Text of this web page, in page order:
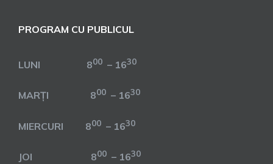
PROGRAM CU PUBLICUL
LUNI 800 – 1630
MARȚI 800 – 1630
MIERCURI 800 – 1630
JOI 800 – 1630